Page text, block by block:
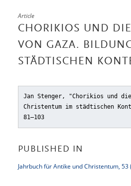
Article
CHORIKIOS UND
VON GAZA.
STÄDTISCHEN
Jan Stenger, "Chorikios und
Christentum im städtischen
81–103
PUBLISHED IN
Jahrbuch für Antike und Christentum, 53